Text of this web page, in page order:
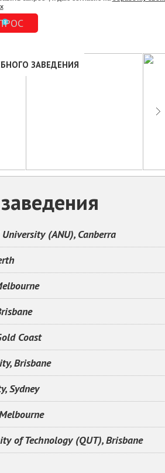
ЗАВЕДЕНИЯ
(ANU), Canberra
Coast
Brisbane
Sydney
of Technology (QUT), Brisbane